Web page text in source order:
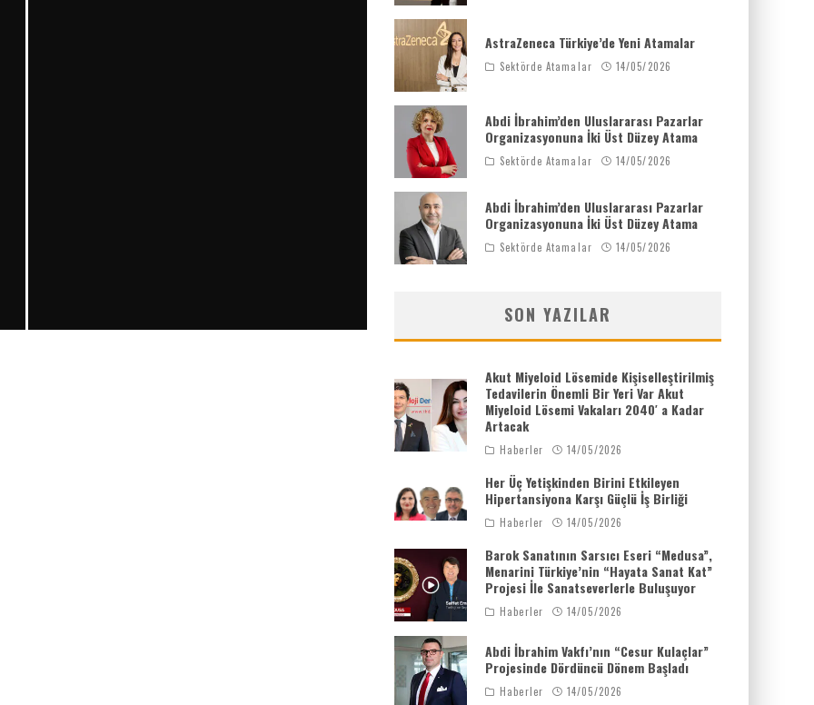
AstraZeneca Türkiye’de Yeni Atamalar
Sektörde Atamalar 14/05/2026
Abdi İbrahim’den Uluslararası Pazarlar
Organizasyonuna İki Üst Düzey Atama
Sektörde Atamalar 14/05/2026
Abdi İbrahim’den Uluslararası Pazarlar
Organizasyonuna İki Üst Düzey Atama
Sektörde Atamalar 14/05/2026
SON YAZILAR
Akut Miyeloid Lösemide Kişiselleştirilmiş
Tedavilerin Önemli Bir Yeri Var Akut
Miyeloid Lösemi Vakaları 2040′ a Kadar
Artacak
Haberler 14/05/2026
Her Üç Yetişkinden Birini Etkileyen
Hipertansiyona Karşı Güçlü İş Birliği
Haberler 14/05/2026
Barok Sanatının Sarsıcı Eseri “Medusa”,
Menarini Türkiye’nin “Hayata Sanat Kat”
Projesi İle Sanatseverlerle Buluşuyor
Haberler 14/05/2026
Abdi İbrahim Vakfı’nın “Cesur Kulaçlar”
Projesinde Dördüncü Dönem Başladı
Haberler 14/05/2026